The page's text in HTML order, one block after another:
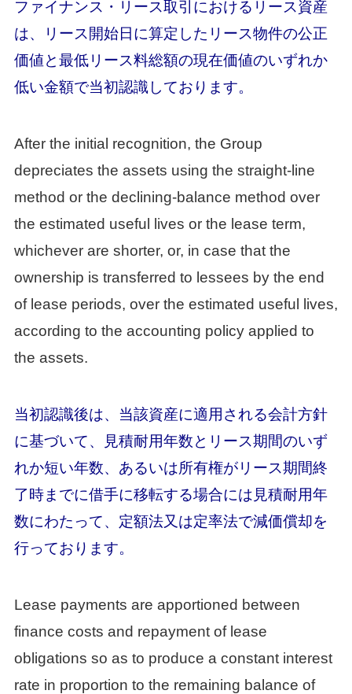
ファイナンス・リース取引におけるリース資産
は、リース開始日に算定したリース物件の公正
価値と最低リース料総額の現在価値のいずれか
低い金額で当初認識しております。
After the initial recognition, the Group
depreciates the assets using the straight-line
method or the declining-balance method over
the estimated useful lives or the lease term,
whichever are shorter, or, in case that the
ownership is transferred to lessees by the end
of lease periods, over the estimated useful lives,
according to the accounting policy applied to
the assets.
当初認識後は、当該資産に適用される会計方針
に基づいて、見積耐用年数とリース期間のいず
れか短い年数、あるいは所有権がリース期間終
了時までに借手に移転する場合には見積耐用年
数にわたって、定額法又は定率法で減価償却を
行っております。
Lease payments are apportioned between
finance costs and repayment of lease
obligations so as to produce a constant interest
rate in proportion to the remaining balance of